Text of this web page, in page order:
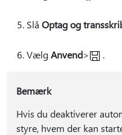
Slå Optag og
VælgAnvend> .
Bemærk
Hvis du deaktiverer
styre, hvem der kan